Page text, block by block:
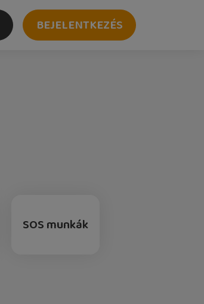
BEJELENTKEZÉS
SOS munkák